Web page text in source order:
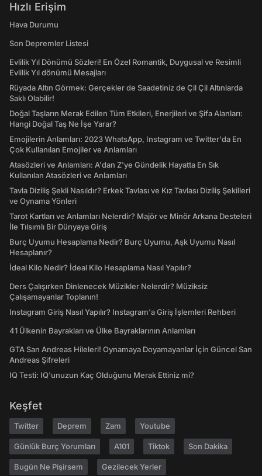
Hızlı Erişim
Hava Durumu
Son Depremler Listesi
Evlilik Yıl Dönümü Sözleri! En Özel Romantik, Duygusal ve Resimli
Evlilik Yıl dönümü Mesajları
Rüyada Altın Görmek: Gerçekler de Saadetiniz de Çil Çil Altınlarda
Saklı Olabilir!
Doğal Taşların Merak Edilen Tüm Etkileri, Enerjileri ve Şifa Alanları:
Hangi Doğal Taş Ne İşe Yarar?
Emojilerin Anlamları: 2023 WhatsApp, Instagram ve Twitter'da En
Çok Kullanılan Emojiler ve Anlamları
Atasözleri ve Anlamları: A'dan Z'ye Gündelik Hayatta En Sık
Kullanılan Atasözleri ve Anlamları
Tavla Diziliş Şekli Nasıldır? Erkek Tavlası ve Kız Tavlası Diziliş Şekilleri
ve Oynama Yönleri
Tarot Kartları ve Anlamları Nelerdir? Majör ve Minör Arkana Desteleri
İle Tılsımlı Bir Dünyaya Giriş
Burç Uyumu Hesaplama Nedir? Burç Uyumu, Aşk Uyumu Nasıl
Hesaplanır?
İdeal Kilo Nedir? İdeal Kilo Hesaplama Nasıl Yapılır?
Ders Çalışırken Dinlenecek Müzikler Nelerdir? Müziksiz
Çalışamayanlar Toplanın!
Instagram Giriş Nasıl Yapılır? Instagram'a Giriş İşlemleri Rehberi
41 Ülkenin Bayrakları ve Ülke Bayraklarının Anlamları
GTA San Andreas Hileleri! Oynamaya Doyamayanlar İçin Güncel San
Andreas Şifreleri
IQ Testi: IQ'unuzun Kaç Olduğunu Merak Ettiniz mi?
Keşfet
Twitter Deprem Zam Youtube
Günlük Burç Yorumları A101 Tiktok Son Dakika
Bugün Ne Pişirsem Gezilecek Yerler